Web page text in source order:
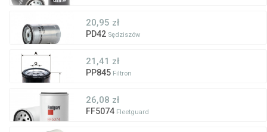
20,95 zł
PD42 Sędziszów
21,41 zł
PP845 Filtron
26,08 zł
FF5074 Fleetguard